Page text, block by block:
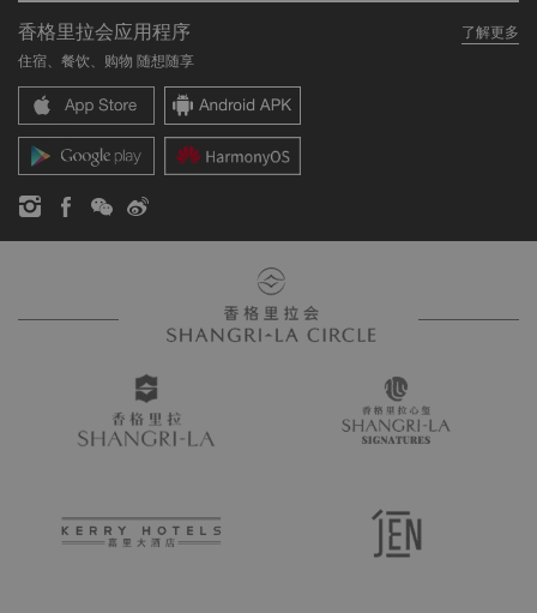
常见问题
联络我们
我们的酒店品牌
香格里拉中心
香格里拉公寓
联系方式
职业发展
企业社会责任
新闻稿
香格里拉会应用程序
了解更多
住宿、餐饮、购物 随想随享